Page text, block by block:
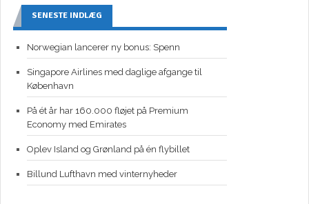
SENESTE INDLÆG
Norwegian lancerer ny bonus: Spenn
Singapore Airlines med daglige afgange til
København
På ét år har 160.000 fløjet på Premium
Economy med Emirates
Oplev Island og Grønland på én flybillet
Billund Lufthavn med vinternyheder